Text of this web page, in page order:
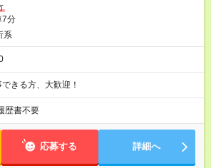
7分
系
きる方、大歓迎！
歴書不要
応募する 詳細へ